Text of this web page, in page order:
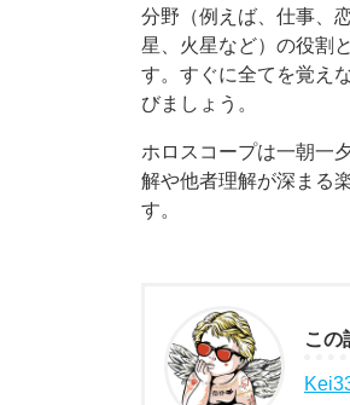
分野（例えば、仕事、
星、火星など）の役割
す。すぐに全てを覚え
びましょう。
ホロスコープは一朝一
解や他者理解が深まる
す。
この